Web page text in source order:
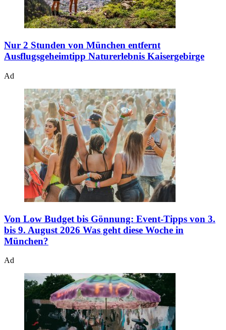
Nur 2 Stunden von München entfernt
Ausflugsgeheimtipp Naturerlebnis Kaisergebirge
Ad
Von Low Budget bis Gönnung: Event-Tipps von 3.
bis 9. August 2026 Was geht diese Woche in
München?
Ad